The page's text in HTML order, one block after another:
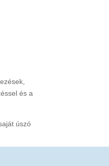
és a
úszó